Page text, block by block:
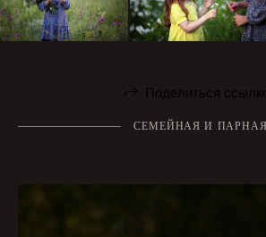
Поделиться
СЕМЕЙНАЯ И ПАРНАЯ